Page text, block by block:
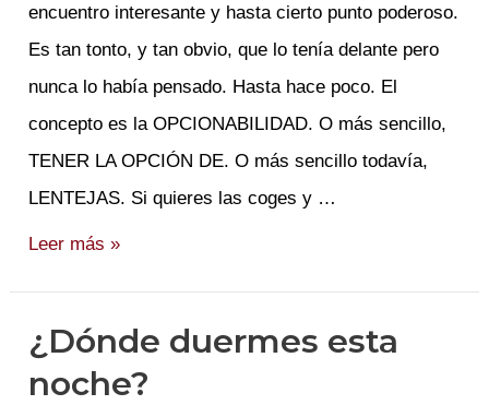
encuentro interesante y hasta cierto punto poderoso.
Es tan tonto, y tan obvio, que lo tenía delante pero
nunca lo había pensado. Hasta hace poco. El
concepto es la OPCIONABILIDAD. O más sencillo,
TENER LA OPCIÓN DE. O más sencillo todavía,
LENTEJAS. Si quieres las coges y …
Yo
El
banco
Leer más »
¿Dónde duermes esta
noche?